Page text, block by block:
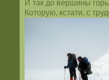
И так до вершины
Которую, кстати, с